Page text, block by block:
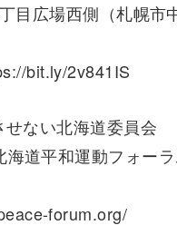
目広場西側（札幌市
2v841IS
ない北海道委員会
平和運動フォー
forum.org/